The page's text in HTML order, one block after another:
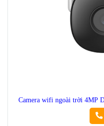
Camera wifi ngoài trời 4MP